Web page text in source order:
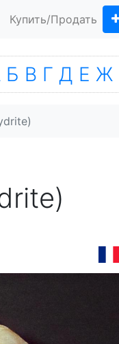
Купить/Продать
Б В Г Д Е Ж